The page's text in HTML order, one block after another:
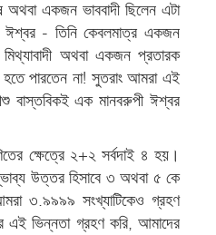
একজন ভাববাদী ছিলেন এটা
ঈশ্বর - তিনি কেবলমাত্র একজন
অথবা একজন প্রতারক
পারতেন না! সুতরাং আমরা এই
বাস্তবিকই এক মানবরুপী ঈশ্বর
ক্ষেত্রে ২+২ সর্বদাই ৪ হয়।
উত্তর হিসাবে ৩ অথবা ৫ কে
৩.৯৯৯৯ সংখ্যাটিকেও গ্রহণ
এই ভিন্নতা গ্রহণ করি, আমাদের